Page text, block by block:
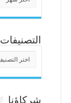
التصنيفات